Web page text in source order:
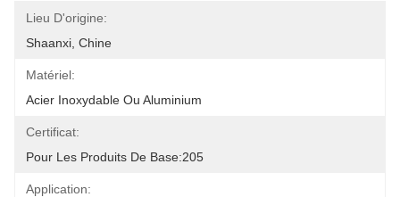
Lieu D'origine:
Shaanxi, Chine
Matériel:
Acier Inoxydable Ou Aluminium
Certificat:
Pour Les Produits De Base:205
Application: